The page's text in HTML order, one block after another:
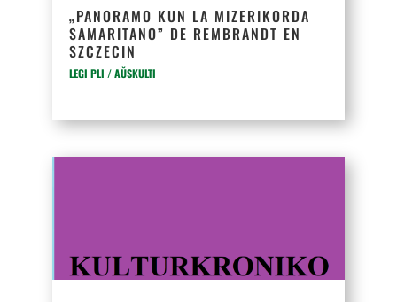
„PANORAMO KUN LA MIZERIKORDA
SAMARITANO” DE REMBRANDT EN
SZCZECIN
LEGI PLI / AŬSKULTI